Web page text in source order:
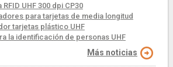
UHF 300 dpi CP30
para tarjetas de media longitud
tarjetas plástico UHF
la identificación de personas UHF
Más noticias